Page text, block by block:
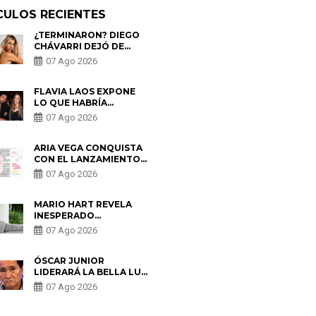
RECIENTES
¿TERMINARON? DIEGO
CHÁVARRI DEJÓ DE
SEGUIR A GABRIELA
HERRERA Y ANUNCIA SU
07 Ago 2026
FLAVIA LAOS EXPONE
LO QUE HABRÍA
BUSCADO PABLO
HEREDIA CON ALE
PARTES QUERÍA EL
REMEMBER”
07 Ago 2026
ARIA VEGA CONQUISTA
CON EL LANZAMIENTO
DE “TOTOTO (+4)”
07 Ago 2026
MARIO HART REVELA
INESPERADO
PROBLEMA DE SALUD
ANTES DE SEPARARSE
ENCONTRARON UN
TUMOR”
07 Ago 2026
ÓSCAR JUNIOR
LIDERARÁ LA BELLA LUZ
TRAS SALIDA DE SU
PADRE POR POLÉMICA
07 Ago 2026